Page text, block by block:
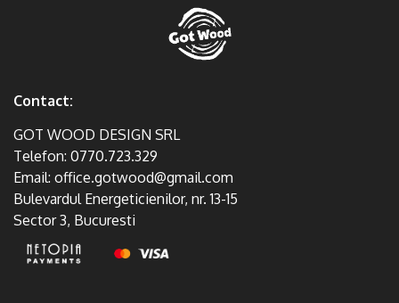
Contact:
GOT WOOD DESIGN SRL
Telefon: 0770.723.329
Email: office.gotwood@gmail.com
Bulevardul Energeticienilor, nr. 13-15
Sector 3, Bucuresti